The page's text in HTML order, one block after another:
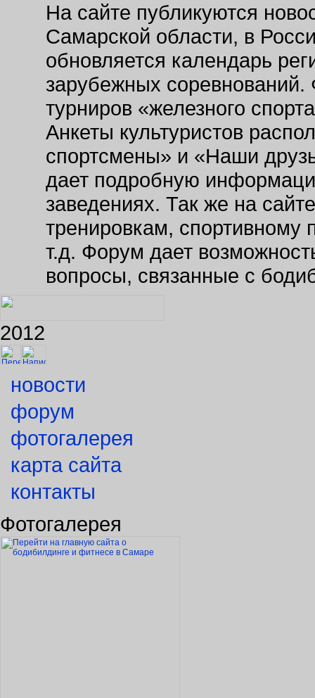
На сайте публикуются
Самарской области, в
обновляется календарь
зарубежных соревнований.
турниров «железного
Анкеты культуристов
спортсмены» и «Наши
дает подробную
заведениях. Так же на
тренировкам, спортивному
т.д. Форум дает
вопросы, связанные с
2012
новости
форум
фотогалерея
карта сайта
контакты
Фотогалерея